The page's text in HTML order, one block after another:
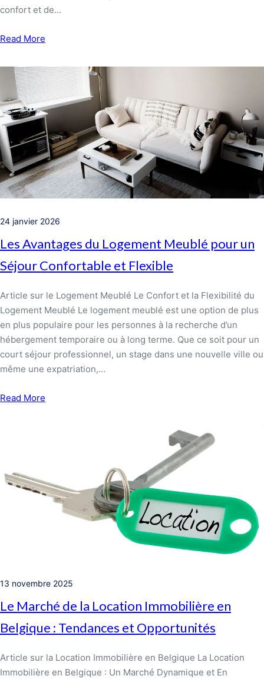
confort et de…
Read More
24 janvier 2026
Les Avantages du Logement Meublé pour un
Séjour Confortable et Flexible
Article sur le Logement Meublé Le Confort et la Flexibilité du
Logement Meublé Le logement meublé est une option de plus
en plus populaire pour les personnes à la recherche d’un
hébergement temporaire ou à long terme. Que ce soit pour un
court séjour professionnel, un stage dans une nouvelle ville ou
même une expatriation,…
Read More
13 novembre 2025
Le Marché de la Location Immobilière en
Belgique : Tendances et Opportunités
Article sur la Location Immobilière en Belgique La Location
Immobilière en Belgique : Un Marché Dynamique et En